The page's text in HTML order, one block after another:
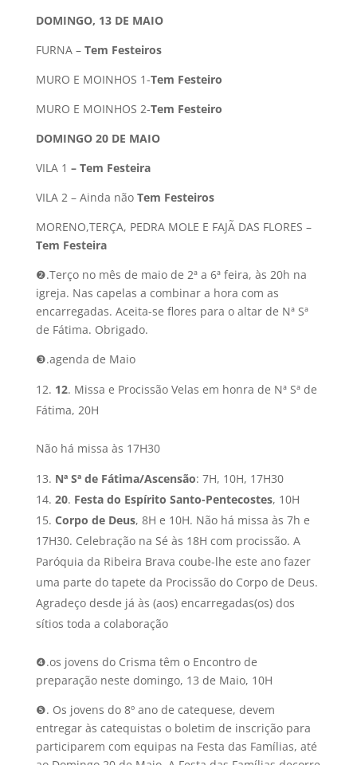
DOMINGO, 13 DE MAIO
FURNA – Tem Festeiros
MURO E MOINHOS 1-Tem Festeiro
MURO E MOINHOS 2-Tem Festeiro
DOMINGO 20 DE MAIO
VILA 1 – Tem Festeira
VILA 2 – Ainda não Tem Festeiros
MORENO,TERÇA, PEDRA MOLE E FAJÃ DAS FLORES –
Tem Festeira
❷.Terço no mês de maio de 2ª a 6ª feira, às 20h na
igreja. Nas capelas a combinar a hora com as
encarregadas. Aceita-se flores para o altar de Nª Sª
de Fátima. Obrigado.
❸.agenda de Maio
12. Missa e Procissão Velas em honra de Nª Sª de
Fátima, 20H
Não há missa às 17H30
Nª Sª de Fátima/Ascensão: 7H, 10H, 17H30
20. Festa do Espírito Santo-Pentecostes, 10H
Corpo de Deus, 8H e 10H. Não há missa às 7h e
17H30. Celebração na Sé às 18H com procissão. A
Paróquia da Ribeira Brava coube-lhe este ano fazer
uma parte do tapete da Procissão do Corpo de Deus.
Agradeço desde já às (aos) encarregadas(os) dos
sítios toda a colaboração
❹.os jovens do Crisma têm o Encontro de
preparação neste domingo, 13 de Maio, 10H
❺. Os jovens do 8º ano de catequese, devem
entregar às catequistas o boletim de inscrição para
participarem com equipas na Festa das Famílias, até